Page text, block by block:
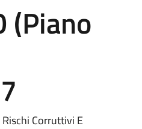
(Piano
Corruttivi E